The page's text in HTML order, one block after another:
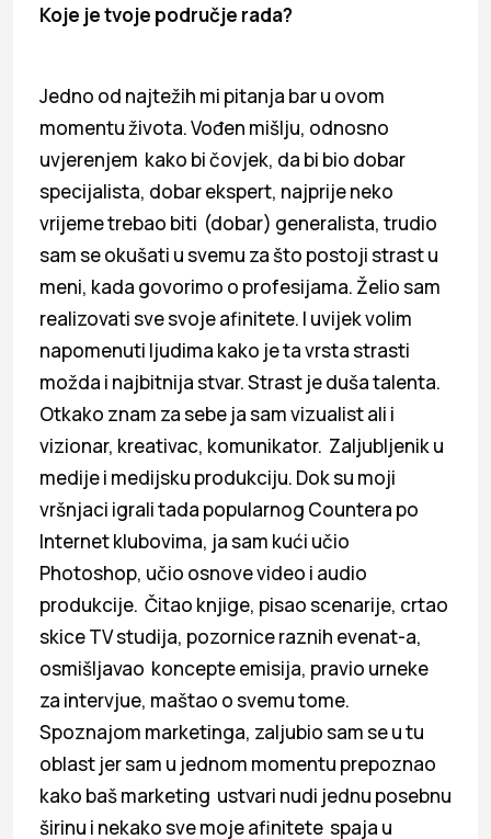
Koje je tvoje područje rada?
Jedno od najtežih mi pitanja bar u ovom
momentu života. Vođen mišlju, odnosno
uvjerenjem kako bi čovjek, da bi bio dobar
specijalista, dobar ekspert, najprije neko
vrijeme trebao biti (dobar) generalista, trudio
sam se okušati u svemu za što postoji strast u
meni, kada govorimo o profesijama. Želio sam
realizovati sve svoje afinitete. I uvijek volim
napomenuti ljudima kako je ta vrsta strasti
možda i najbitnija stvar. Strast je duša talenta.
Otkako znam za sebe ja sam vizualist ali i
vizionar, kreativac, komunikator. Zaljubljenik u
medije i medijsku produkciju. Dok su moji
vršnjaci igrali tada popularnog Countera po
Internet klubovima, ja sam kući učio
Photoshop, učio osnove video i audio
produkcije. Čitao knjige, pisao scenarije, crtao
skice TV studija, pozornice raznih evenat-a,
osmišljavao koncepte emisija, pravio urneke
za intervjue, maštao o svemu tome.
Spoznajom marketinga, zaljubio sam se u tu
oblast jer sam u jednom momentu prepoznao
kako baš marketing ustvari nudi jednu posebnu
širinu i nekako sve moje afinitete spaja u